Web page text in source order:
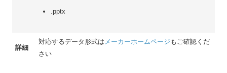
.pptx
詳細
対応するデータ形式は メーカーホームページ もご確認くだ
さい